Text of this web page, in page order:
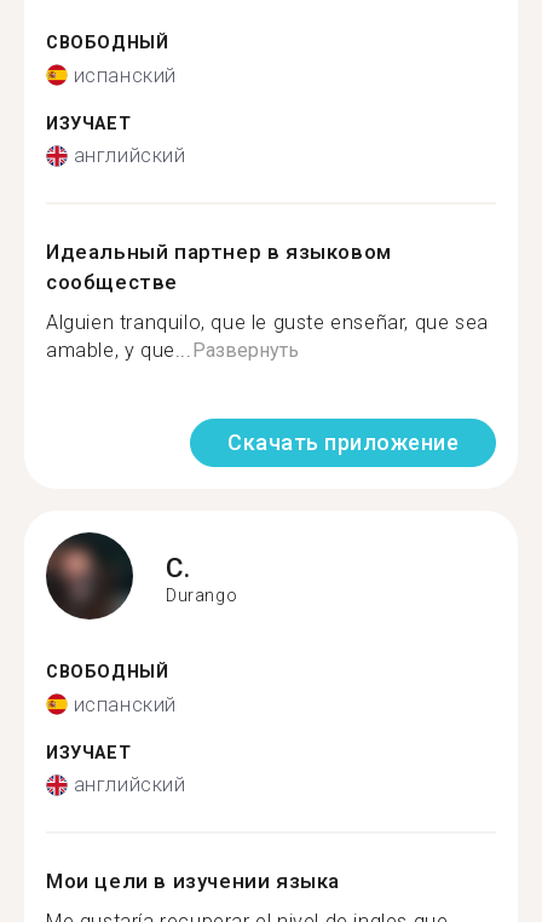
СВОБОДНЫЙ
испанский
ИЗУЧАЕТ
английский
Идеальный партнер в языковом
сообществе
Alguien tranquilo, que le guste enseñar, que sea
amable, y que...Развернуть
Скачать приложение
C.
Durango
СВОБОДНЫЙ
испанский
ИЗУЧАЕТ
английский
Мои цели в изучении языка